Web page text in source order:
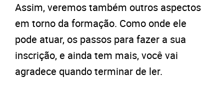
Assim, veremos também outros aspectos
em torno da formação. Como onde ele
pode atuar, os passos para fazer a sua
inscrição, e ainda tem mais, você vai
agradece quando terminar de ler.